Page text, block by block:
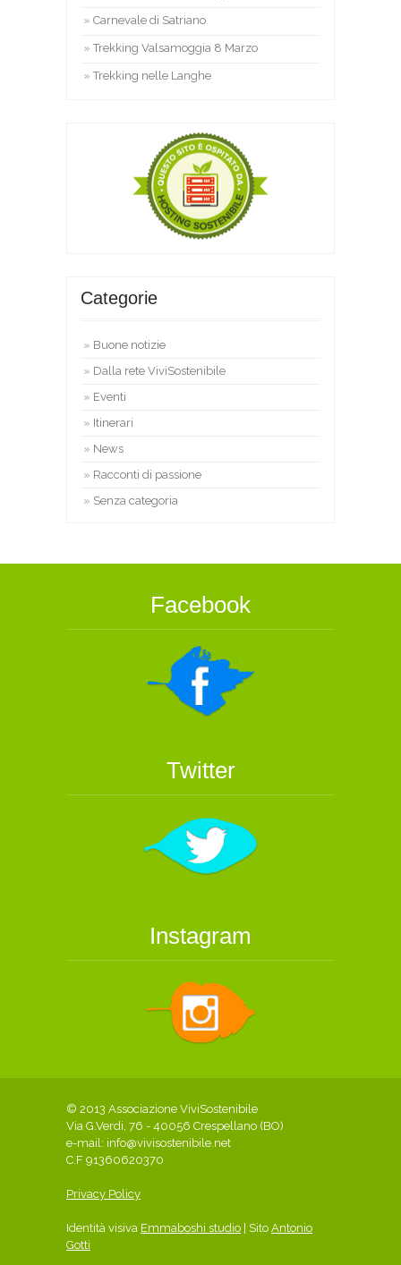
Carnevale di Satriano
Trekking Valsamoggia 8 Marzo
Trekking nelle Langhe
Categorie
Buone notizie
Dalla rete ViviSostenibile
Eventi
Itinerari
News
Racconti di passione
Senza categoria
Facebook
Twitter
Instagram
© 2013 Associazione ViviSostenibile
Via G.Verdi, 76 - 40056 Crespellano (BO)
e-mail: info@vivisostenibile.net
C.F 91360620370
Privacy Policy
Identità visiva Emmaboshi studio | Sito Antonio
Gotti